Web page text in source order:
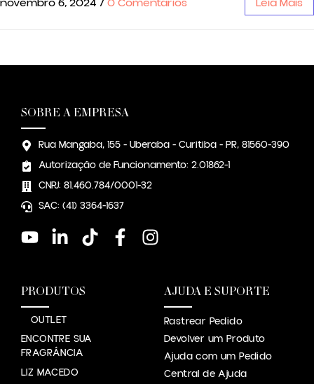
SOBRE A EMPRESA
Rua Mangaba, 155 - Uberaba - Curitiba - PR, 81560-390
Autorização de Funcionamento: 2.01862-1
CNPJ: 81.460.784/0001-32
SAC: (41) 3364-1637
PRODUTOS
OUTLET
ENCONTRE SUA
FRAGRÂNCIA
LIZ MACEDO
AJUDA E SUPORTE
Rastrear Pedido
Devolver um Produto
Ajuda com um Pedido
Central de Ajuda